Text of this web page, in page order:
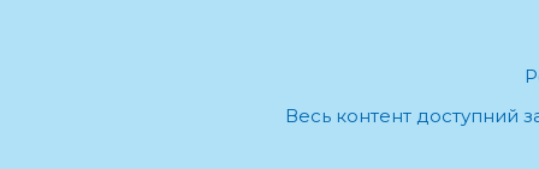
Весь контент доступний